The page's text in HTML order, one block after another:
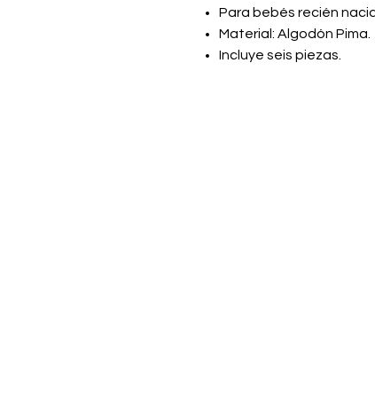
Para bebés recién
Material: Algodón Pima.
Incluye seis piezas.